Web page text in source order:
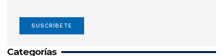
SUSCRÍBETE
Categorías